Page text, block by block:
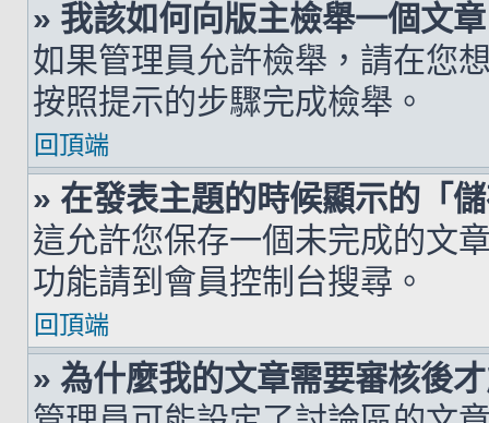
» 我該如何向版主檢舉一個文
如果管理員允許檢舉，請在您
按照提示的步驟完成檢舉。
回頂端
» 在發表主題的時候顯示的「
這允許您保存一個未完成的文
功能請到會員控制台搜尋。
回頂端
» 為什麼我的文章需要審核後